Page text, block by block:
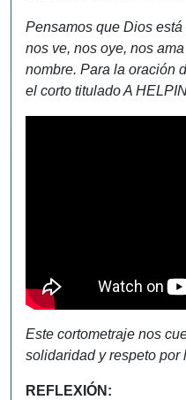
Pensamos que Dios
nos ve, nos oye, nos
nombre. Para la oración
el corto titulado A
Este cortometraje nos
solidaridad y respeto por
REFLEXIÓN: